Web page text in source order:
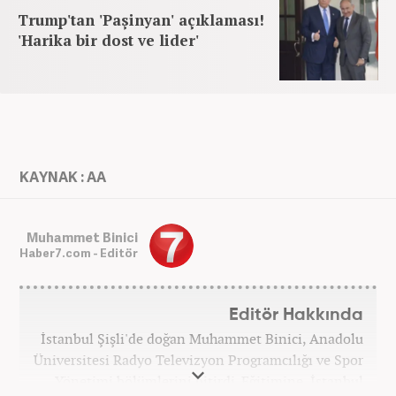
Trump'tan 'Paşinyan' açıklaması!
'Harika bir dost ve lider'
KAYNAK : AA
Muhammet Binici
Haber7.com - Editör
Editör Hakkında
İstanbul Şişli'de doğan Muhammet Binici, Anadolu
Üniversitesi Radyo Televizyon Programcılığı ve Spor
Yönetimi bölümlerini bitirdi. Eğitimine, İstanbul